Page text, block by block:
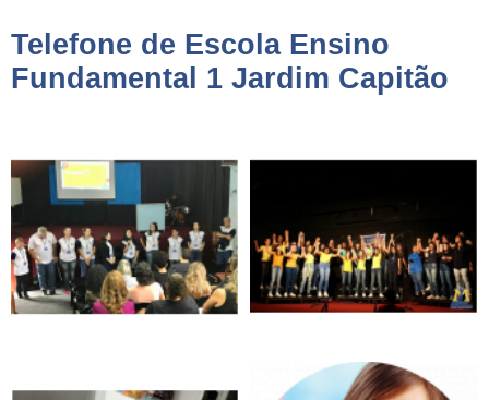
Telefone de Escola Ensino
Fundamental 1 Jardim Capitão